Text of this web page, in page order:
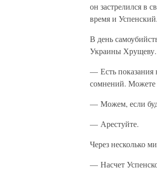
он застрелился в
время и
В день
Украины Хрущеву.
— Есть показания
сомнений. Можете
— Можем, если
— Арестуйте.
Через несколько
— Насчет